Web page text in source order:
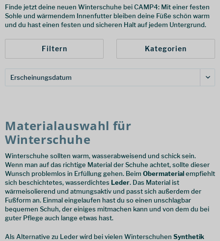
Finde jetzt deine neuen Winterschuhe bei CAMP4: Mit einer festen
Sohle und wärmendem Innenfutter bleiben deine Füße schön warm
und du hast einen festen und sicheren Halt auf jedem Untergrund.
Filtern Kategorien
Materialauswahl für
Winterschuhe
Winterschuhe sollten warm, wasserabweisend und schick sein.
Wenn man auf das richtige Material der Schuhe achtet, sollte dieser
Wunsch problemlos in Erfüllung gehen. Beim Obermaterialempfiehlt
sich beschichtetes, wasserdichtes Leder. Das Material ist
wärmeisolierend und atmungsaktiv und passt sich außerdem der
Fußform an. Einmal eingelaufen hast du so einen unschlagbar
bequemen Schuh, der einiges mitmachen kann und von dem du bei
guter Pflege auch lange etwas hast.
Als Alternative zu Leder wird bei vielen Winterschuhen Synthetik